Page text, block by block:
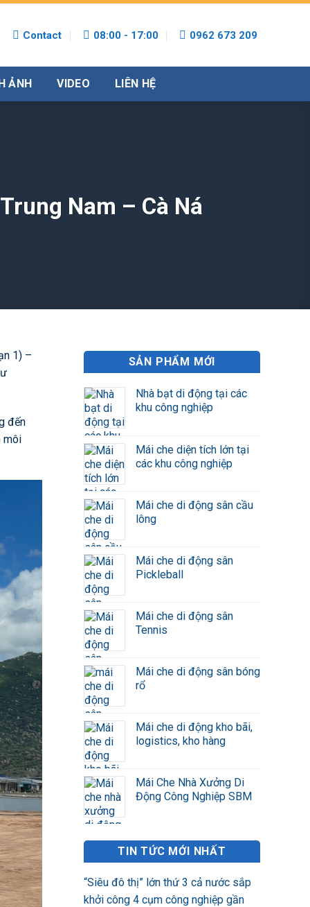
Contact 08:00 - 17:00 0962 673 209
ẢNH VIDEO LIÊN HỆ
Nam – Cà Ná
1) –
đến
môi
SẢN PHẨM MỚI
Nhà bạt di động tại các
khu công nghiệp
Mái che diện tích lớn tại
các khu công nghiệp
Mái che di động sân cầu
lông
Mái che di động sân
Pickleball
Mái che di động sân
Tennis
Mái che di động sân bóng
rổ
Mái che di động kho bãi,
logistics, kho hàng
Mái Che Nhà Xưởng Di
Động Công Nghiệp SBM
TIN TỨC MỚI NHẤT
“Siêu đô thị” lớn thứ 3 cả nước sắp
khởi công 4 cụm công nghiệp gần